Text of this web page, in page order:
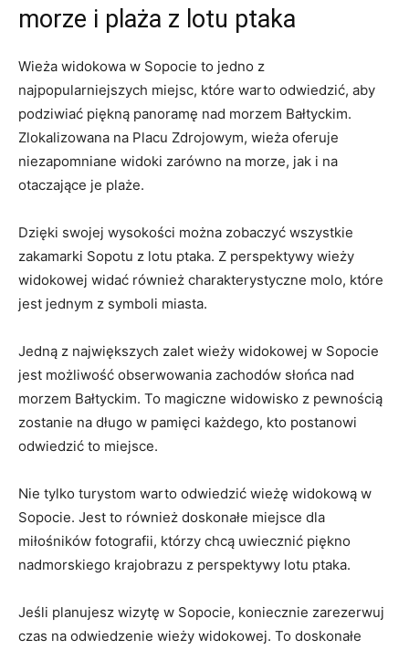
morze​ i plaża z lotu ptaka
Wieża widokowa w‌ Sopocie to jedno z‌
najpopularniejszych miejsc, które warto ⁤odwiedzić, aby
podziwiać piękną‌ panoramę ‍nad morzem Bałtyckim.
Zlokalizowana na Placu Zdrojowym, wieża oferuje
niezapomniane widoki zarówno na morze, jak‍ i na
otaczające​ je⁤ plaże.
Dzięki swojej wysokości można zobaczyć ⁢wszystkie
zakamarki Sopotu ⁣z lotu ptaka. Z perspektywy ​wieży
widokowej widać również charakterystyczne molo, które
jest jednym ⁣z symboli miasta.
Jedną‌ z​ największych zalet wieży widokowej w Sopocie
jest możliwość obserwowania zachodów słońca nad
⁤morzem Bałtyckim. To​ magiczne widowisko⁣ z⁤ pewnością
zostanie na długo w pamięci każdego, kto postanowi
odwiedzić to miejsce.
Nie tylko turystom warto‍ odwiedzić wieżę widokową w
Sopocie. Jest ⁣to‌ również doskonałe miejsce dla
miłośników fotografii, którzy chcą⁣ uwiecznić piękno
nadmorskiego krajobrazu z perspektywy lotu ptaka.
Jeśli planujesz wizytę w Sopocie, koniecznie zarezerwuj
czas na⁢ odwiedzenie wieży widokowej. To doskonałe